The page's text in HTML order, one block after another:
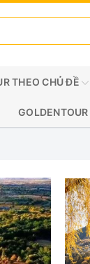
THEO CHỦ ĐỀ
GOLDENTOUR